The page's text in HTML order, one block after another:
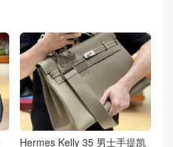
Hermes Kelly 35 男士手提凯